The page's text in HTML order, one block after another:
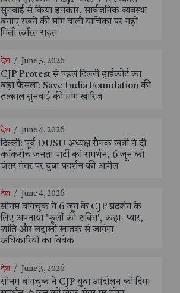
सुनवाई से किया इनकार, सार्वजनिक व्यवस्था
बनाए रखने की मांग वाली याचिका पर नहीं
मिली त्वरित राहत
देश / June 5, 2026
CJP Protest से पहले दिल्ली हाईकोर्ट का
बड़ा फैसला: Save India Foundation की
तत्काल सुनवाई की मांग खारिज
देश / June 4, 2026
दिल्ली: पूर्व DUSU अध्यक्ष रौनक खत्री ने दी
कॉकरोच जनता पार्टी को समर्थन, 6 जून को
जंतर मंतर पर युवा प्रदर्शन की अपील
देश / June 4, 2026
सोनम वांगचुक ने 6 जून के CJP प्रदर्शन के
लिए अपनाया 'फूलों की शक्ति', कहा- प्यार,
शांति और लद्दाखी खातक से जागेगा
अधिकारियों का विवेक
देश / June 3, 2026
सोनम वांगचुक ने CJP युवा आंदोलन को दिया